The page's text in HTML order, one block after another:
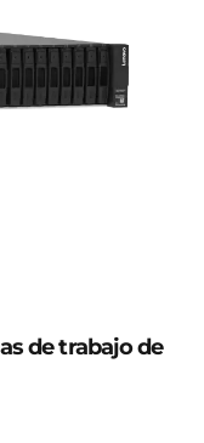
de trabajo de